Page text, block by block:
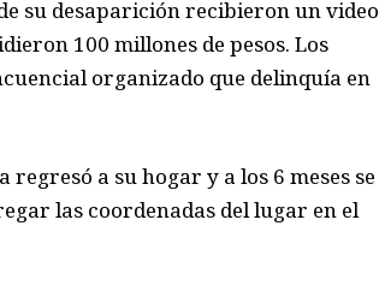
su desaparición recibieron un video
100 millones de pesos. Los
organizado que delinquía en
a su hogar y a los 6 meses se
las coordenadas del lugar en el